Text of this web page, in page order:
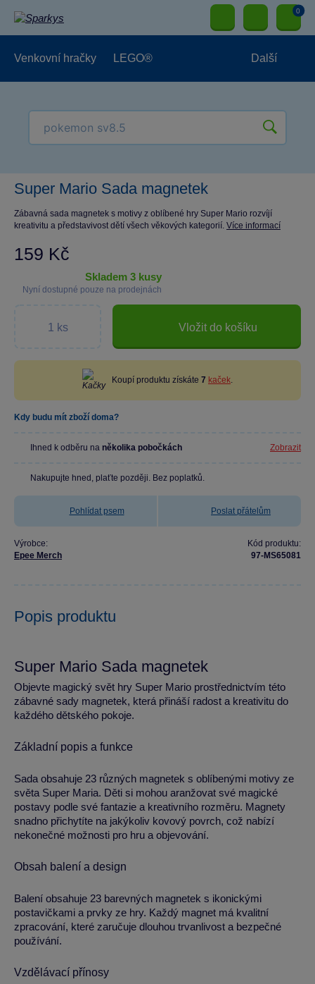
0
Venkovní hračky LEGO® Další
Super Mario Sada magnetek
Zábavná sada magnetek s motivy z oblíbené hry Super Mario rozvíjí
kreativitu a představivost dětí všech věkových kategorií. Více informací
159 Kč
skladem 3 kusy
Nyní dostupné pouze na prodejnách
Vložit do košíku
Koupí produktu získáte 7 kaček.
Kdy budu mít zboží doma?
Ihned k odběru na několika pobočkách Zobrazit
Nakupujte hned, plaťte později. Bez poplatků.
Pohlídat psem Poslat přátelům
Výrobce:
Epee Merch
Kód produktu:
97-MS65081
Popis produktu
Super Mario Sada magnetek
Objevte magický svět hry Super Mario prostřednictvím této
zábavné sady magnetek, která přináší radost a kreativitu do
každého dětského pokoje.
Základní popis a funkce
Sada obsahuje 23 různých magnetek s oblíbenými motivy ze
světa Super Maria. Děti si mohou aranžovat své magické
postavy podle své fantazie a kreativního rozměru. Magnety
snadno přichytíte na jakýkoliv kovový povrch, což nabízí
nekonečné možnosti pro hru a objevování.
Obsah balení a design
Balení obsahuje 23 barevných magnetek s ikonickými
postavičkami a prvky ze hry. Každý magnet má kvalitní
zpracování, které zaručuje dlouhou trvanlivost a bezpečné
používání.
Vzdělávací přínosy